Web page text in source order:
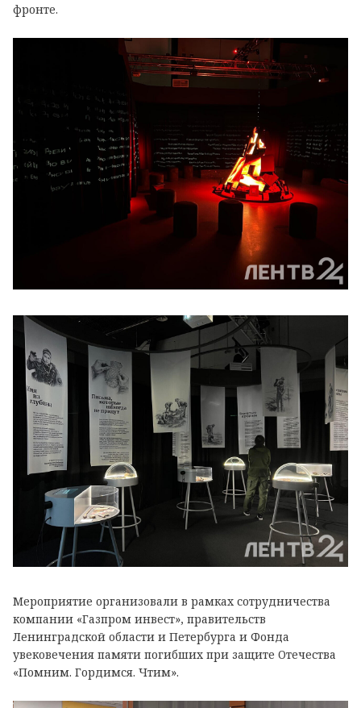
фронте.
Мероприятие организовали в рамках сотрудничества
компании «Газпром инвест», правительств
Ленинградской области и Петербурга и Фонда
увековечения памяти погибших при защите Отечества
«Помним. Гордимся. Чтим».